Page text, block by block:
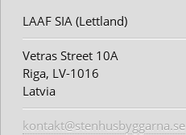
LAAF SIA (Lettland)
Vetras Street 10A
Riga, LV-1016
Latvia
kontakt@stenhusbyggarna.se